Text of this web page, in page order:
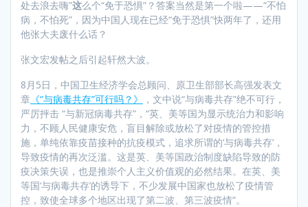
处去浪去嗨”这么个“免于恐惧”？答案当然是第一个啦——“不怕
病，不怕死”，因为中国人现在已经“免于恐惧”快两年了，还用
他张大夫废什么话？
张文宏发帖之后引起轩然大波。
8月5日，中国卫生经济学会总顾问、原卫生部部长高强发表文
章 《“与病毒共存”可行吗？》
，文中说“与病毒共存”绝不可行，
严厉抨击 “与新冠病毒共存”，“英、美等国为显示统治力和影响
力，不顾人民健康安危，盲目解除或放松了对疫情的管控措
施，单纯依靠疫苗接种的抗疫模式，追求所谓的‘与病毒共存’，
导致疫情的再次泛滥。这是英、美等国政治制度缺陷导致的防
疫决策失误，也是推崇个人主义价值观的必然结果。在英、美
等国‘与病毒共存’的诱导下，不少发展中国家也放松了疫情管
控，致使全球多个地区出现了第二波、第三波疫情”。